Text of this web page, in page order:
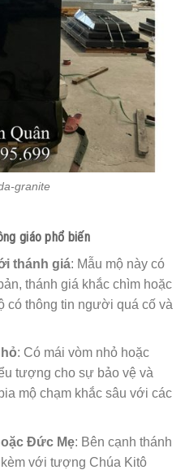
granite
giáo phổ biến
thánh giá: Mẫu mộ này có
thánh giá khắc chìm hoặc
có thông tin người quá cố và
: Có mái vòm nhỏ hoặc
tượng cho sự bảo vệ và
mộ chạm khắc sâu với các
Đức Mẹ: Bên cạnh thánh
với tượng Chúa Kitô